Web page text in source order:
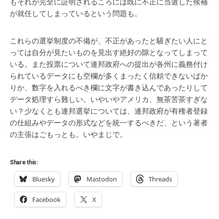
もそれが完全に証明されるころには既に不正に当選した候補
が就任してしまっているという問題も。
これらの選挙制度の不備が、不正があったと騒ぎたい人にと
っては自分が見たいものを見出す絶好の隙となってしまって
いる。また投票について連邦政府への提出が各州に義務付け
られているデータにも空欄が多くまったく信頼できないばか
りか、数字を入れるべき欄に文字が書き込んであったりして
データ処理すら難しい。いやいやアメリカ、無茶苦茶すぎな
い？少なくとも連邦選挙については、連邦政府が有権者登録
の仕組みやデータの形式などを統一するべきだ、という著者
の主張はごもっとも。いやまじで。
Share this:
Bluesky Mastodon Threads
Facebook X